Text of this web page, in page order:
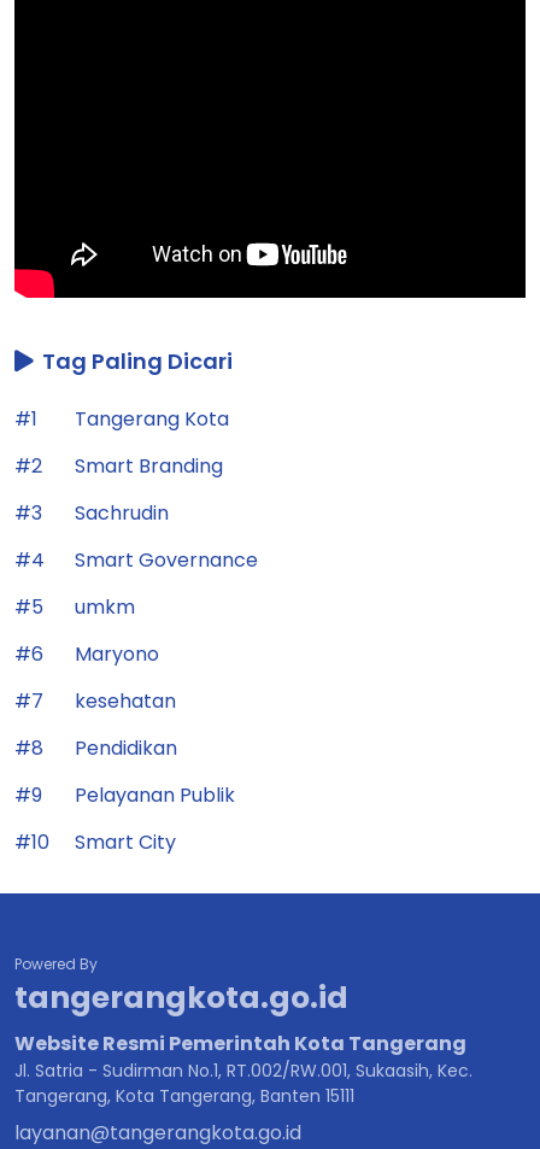
Tag Paling Dicari
#1
Tangerang Kota
#2
Smart Branding
#3
Sachrudin
#4
Smart Governance
#5
umkm
#6
Maryono
#7
kesehatan
#8
Pendidikan
#9
Pelayanan Publik
#10
Smart City
Powered By
tangerangkota.go.id
Website Resmi Pemerintah Kota Tangerang
Jl. Satria - Sudirman No.1, RT.002/RW.001, Sukaasih, Kec.
Tangerang, Kota Tangerang, Banten 15111
layanan@tangerangkota.go.id